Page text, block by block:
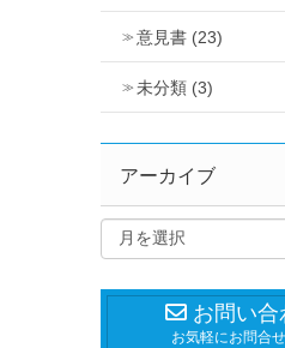
意見書 (23)
未分類 (3)
アーカイブ
お問い合
お気軽にお問合